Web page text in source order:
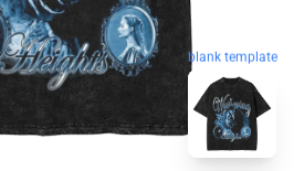
blank template